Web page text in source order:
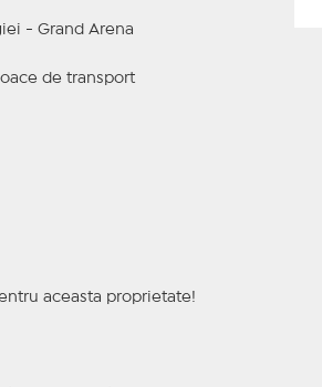
- Grand Arena
de transport
aceasta proprietate!